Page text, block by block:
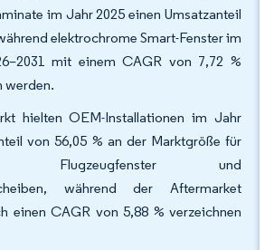
im Jahr 2025 einen Umsatzanteil
elektrochrome Smart-Fenster im
mit einem CAGR von 7,72 %
werden.
hielten OEM-Installationen im Jahr
von 56,05 % an der Marktgröße für
Flugzeugfenster und
während der Aftermarket
einen CAGR von 5,88 % verzeichnen